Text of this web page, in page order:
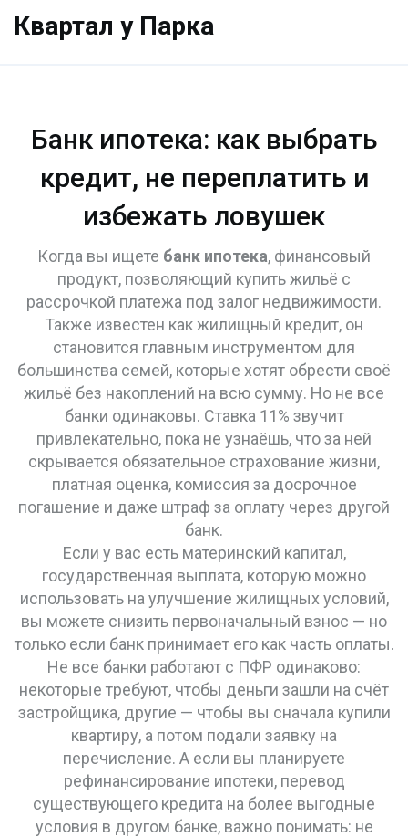
Квартал у Парка
Банк ипотека: как выбрать
кредит, не переплатить и
избежать ловушек
Когда вы ищете банк ипотека, финансовый
продукт, позволяющий купить жильё с
рассрочкой платежа под залог недвижимости.
Также известен какжилищный кредит, он
становится главным инструментом для
большинства семей, которые хотят обрести своё
жильё без накоплений на всю сумму. Но не все
банки одинаковы. Ставка 11% звучит
привлекательно, пока не узнаёшь, что за ней
скрывается обязательное страхование жизни,
платная оценка, комиссия за досрочное
погашение и даже штраф за оплату через другой
банк.
Если у вас есть материнский капитал,
государственная выплата, которую можно
использовать на улучшение жилищных условий,
вы можете снизить первоначальный взнос — но
только если банк принимает его как часть оплаты.
Не все банки работают с ПФР одинаково:
некоторые требуют, чтобы деньги зашли на счёт
застройщика, другие — чтобы вы сначала купили
квартиру, а потом подали заявку на
перечисление. А если вы планируете
рефинансирование ипотеки, перевод
существующего кредита на более выгодные
условия в другом банке, важно понимать: не